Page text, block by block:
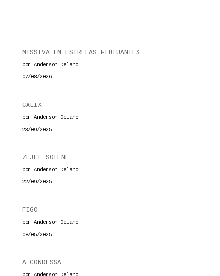
MISSIVA EM ESTRELAS FLUTUANTES
por Anderson Delano
07/08/2026
CÁLIX
por Anderson Delano
23/09/2025
ZÉJEL SOLENE
por Anderson Delano
22/09/2025
FIGO
por Anderson Delano
08/05/2025
A CONDESSA
por Anderson Delano